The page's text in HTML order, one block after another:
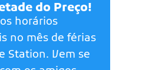
do Preço!
horários
no mês de férias
Station. Vem se